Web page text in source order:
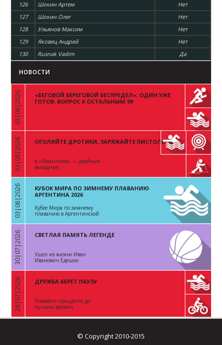
126
Шокин Артем
Нет
127
Шокин Олег
Нет
128
Ульянов Максим
Нет
129
Яковец Андрей
Нет
130
Rusnak Vadim Да
НОВОСТИ
«
03|08|2026
«БЕГОВОЙ БЕРЕГОВОЙ БЕСПРЕДЕЛ»: ОДИН УЖЕ
ГОТОВ. ВОПРОС К ОСТАЛЬНЫМ 99
«
03|08|2026 ОГОЛЯЙТЕ ДРОТИКИ, ЗАРЯЖАЙТЕ ПИСТОЛЕТЫ
в «Романтике» — двойные
выходные
«
03|08|2026
КУБОК МИРА ПО ЗИМНЕМУ ПЛАВАНИЮ
АРГЕНТИНА 2026
Кубке Мира по зимнему
плаванию в Аргентинской
«
30|07|2026 СВЕТЛАЯ ПАМЯТЬ ЛЕГЕНДЕ
Ушел из жизни Иван
Иванович Едешко
«
28|07|2026 ДРУЖБА БЕРЕТ ПАУЗУ
Плаввело прощается до
лучших времен
© Copyright 2010-2015